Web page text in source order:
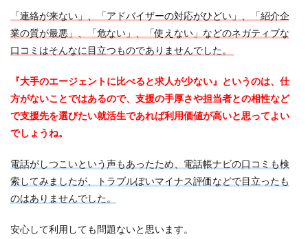
「連絡が来ない」、「アドバイザーの対応がひどい」、「紹介企
業の質が最悪」、「危ない」、「使えない」などのネガティブな
口コミはそんなに目立つものでありませんでした。
『大手のエージェントに比べると求人が少ない』というのは、仕
方がないことではあるので、支援の手厚さや担当者との相性など
で支援先を選びたい就活生であれば利用価値が高いと思ってよい
でしょうね。
電話がしつこいという声もあったため、電話帳ナビの口コミも検
索してみましたが、トラブルぽいマイナス評価などで目立ったも
のはありませんでした。
安心して利用しても問題ないと思います。